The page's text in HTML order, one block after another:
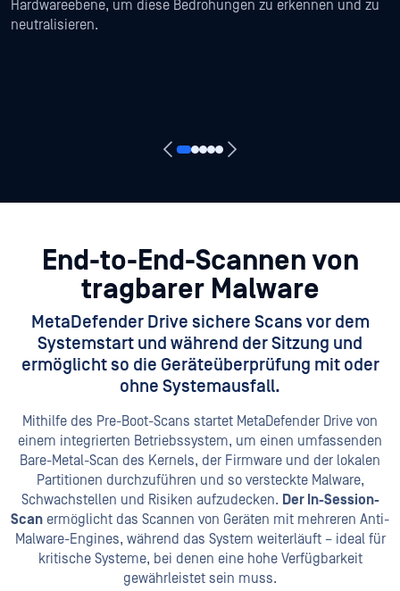
Hardwareebene, um diese Bedrohungen zu erkennen und zu
neutralisieren.
End-to-End-Scannen von
tragbarer Malware
MetaDefender Drive sichere Scans vor dem
Systemstart und während der Sitzung und
ermöglicht so die Geräteüberprüfung mit oder
ohne Systemausfall.
Mithilfe des Pre-Boot-Scans startet MetaDefender Drive von
einem integrierten Betriebssystem, um einen umfassenden
Bare-Metal-Scan des Kernels, der Firmware und der lokalen
Partitionen durchzuführen und so versteckte Malware,
Schwachstellen und Risiken aufzudecken. Der In-Session-
Scan ermöglicht das Scannen von Geräten mit mehreren Anti-
Malware-Engines, während das System weiterläuft – ideal für
kritische Systeme, bei denen eine hohe Verfügbarkeit
gewährleistet sein muss.